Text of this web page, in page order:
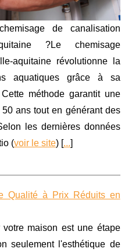
de canalisation
?Le chemisage
aquitaine révolutionne la
aquatiques grâce à sa
méthode garantit une
ans tout en générant des
les dernières données
(voir le site) [...]
Qualité à Prix Réduits en
maison est une étape
seulement l'esthétique de